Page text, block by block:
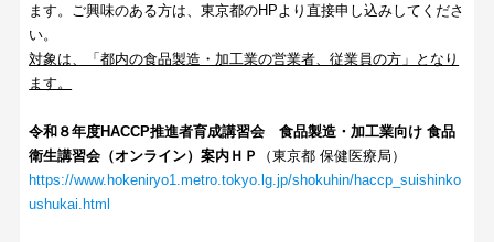
ます。ご興味のある方は、東京都のHPより直接申し込みしてくださ
い。
対象は、「都内の食品製造・加工業の営業者、従業員の方」となり
ます。
令和８年度HACCP推進者育成講習会 食品製造・加工業向け 食品
衛生講習会（オンライン）案内ＨＰ
（東京都 保健医療局）
https://www.hokeniryo1.metro.tokyo.lg.jp/shokuhin/haccp_suishinko
ushukai.html